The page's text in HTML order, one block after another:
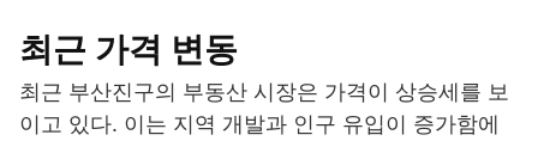
최근 가격 변동
최근 부산진구의 부동산 시장은 가격이 상승세를 보
이고 있다. 이는 지역 개발과 인구 유입이 증가함에